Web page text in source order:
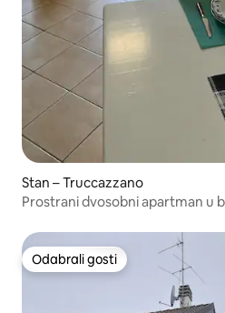
Stan – Truccazzano
Prostrani dvosobni apartman u
Odabrali gosti
Odabrali gosti